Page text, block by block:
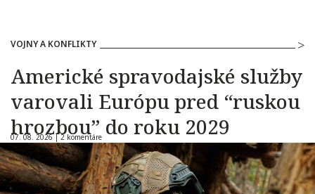
VOJNY A KONFLIKTY
Americké spravodajské služby
varovali Európu pred “ruskou
hrozbou” do roku 2029
07. 08. 2026 |2 komentáre